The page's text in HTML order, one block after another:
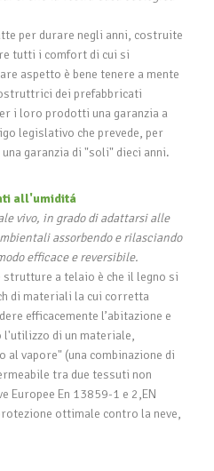
per durare negli anni, costruite
tutti i comfort di cui si
aspetto è bene tenere a mente
dei prefabbricati
i loro prodotti una garanzia a
legislativo che prevede, per
garanzia di "soli" dieci anni.
all'umiditá
vivo, in grado di adattarsi alle
assorbendo e rilasciando
efficace e reversibile.
a telaio è che il legno si
di materiali la cui corretta
efficacemente l’abitazione e
l'utilizzo di un materiale,
al vapore" (una combinazione di
tra due tessuti non
Europee En 13859-1 e 2,EN
ottimale contro la neve,